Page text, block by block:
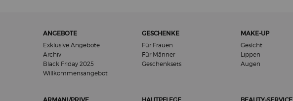
ANGEBOTE
Exklusive Angebote
Archiv
Black Friday 2025
Willkommensangebot​
GESCHENKE
Für Frauen
Für Männer
Geschenksets
MAKE-UP
Gesicht
Lippen
Augen